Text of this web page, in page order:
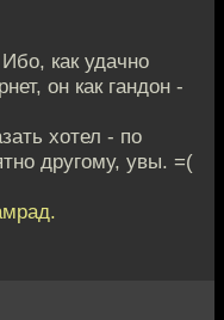
как удачно
он как гандон -
хотел - по
другому, увы. =(